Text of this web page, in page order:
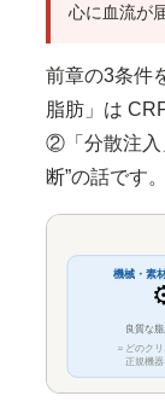
心に血流が
前章の3条件
脂肪」は
②「分散注入
断”の話です。
機械・素
良質な
＝どのク
正規機